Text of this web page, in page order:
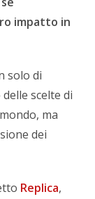
impatto in
solo di
scelte di
ma
dei
Replica,